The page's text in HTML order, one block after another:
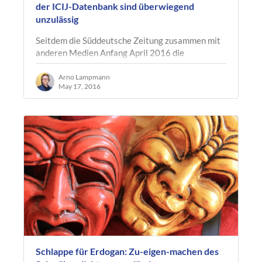
der ICIJ-Datenbank sind überwiegend
unzulässig
Seitdem die Süddeutsche Zeitung zusammen mit
anderen Medien Anfang April 2016 die
als das größten "Datenleak, mit dem Journalisten
je gearbeitet haben" bezeichneten…
Arno Lampmann
May 17, 2016
Schlappe für Erdogan: Zu-eigen-machen des